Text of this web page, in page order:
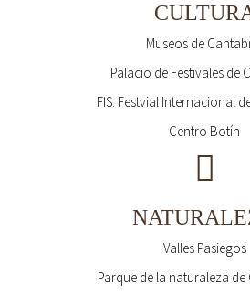
Museos de
Palacio de Festivales de
FIS. Festvial Internacional
Centro Botín
Valles Pasiegos
Parque de la naturaleza